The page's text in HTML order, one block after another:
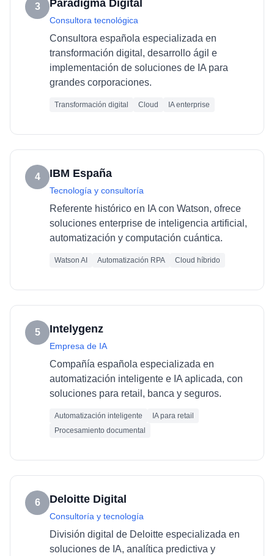
3 Paradigma Digital
Consultora tecnológica
Consultora española especializada en
transformación digital, desarrollo ágil e
implementación de soluciones de IA para
grandes corporaciones.
Transformación digital Cloud IA enterprise
4 IBM España
Tecnología y consultoría
Referente histórico en IA con Watson, ofrece
soluciones enterprise de inteligencia artificial,
automatización y computación cuántica.
Watson AI Automatización RPA Cloud híbrido
5 Intelygenz
Empresa de IA
Compañía española especializada en
automatización inteligente e IA aplicada, con
soluciones para retail, banca y seguros.
Automatización inteligente
IA para retail
Procesamiento documental
6 Deloitte Digital
Consultoría y tecnología
División digital de Deloitte especializada en
soluciones de IA, analítica predictiva y